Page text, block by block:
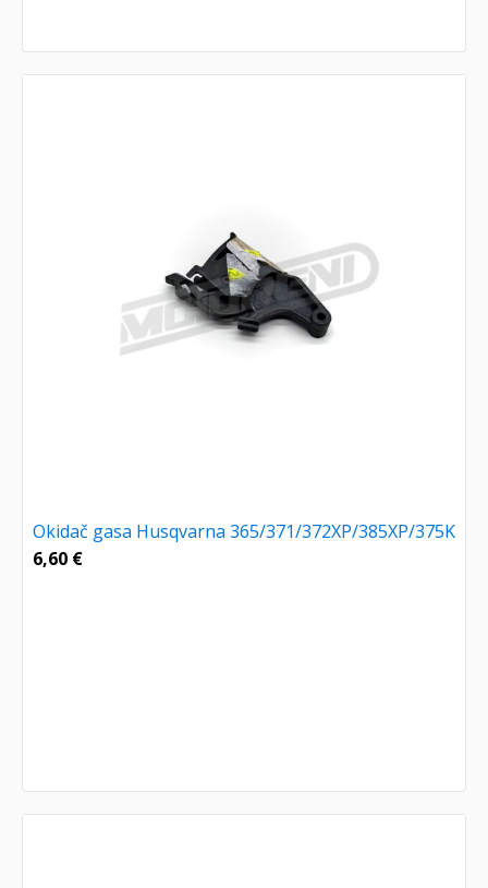
Okidač gasa Husqvarna 365/371/372XP/385XP/375K
6,60 €